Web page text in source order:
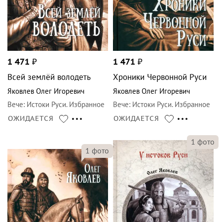
1 471 ₽
Всей землёй володеть
Яковлев Олег Игоревич
Вече: Истоки Руси. Избранное
ОЖИДАЕТСЯ
1 471 ₽
Хроники Червонной Руси
Яковлев Олег Игоревич
Вече: Истоки Руси. Избранное
ОЖИДАЕТСЯ
1 фото
1 фото